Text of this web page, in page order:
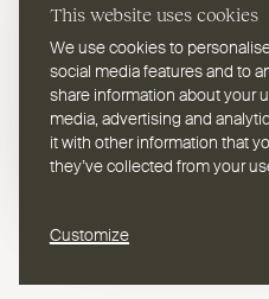
This website uses cookies
We use cookies to
social media features and to
share information about your
media, advertising and
it with other information that
they’ve collected from your
Customize
Datenschutzbestimmungen
Wählen Sie
DE